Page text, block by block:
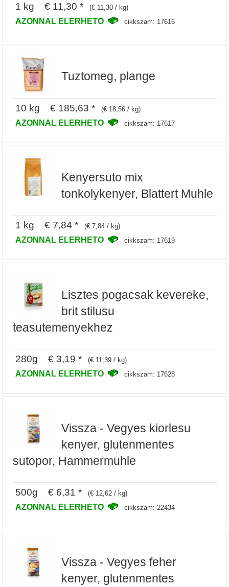
1 kg € 11,30 * (€ 11,30 / kg)
AZONNAL ELERHETO cikkszam: 17616
Tuztomeg, plange
10 kg € 185,63 * (€ 18,56 / kg)
AZONNAL ELERHETO cikkszam: 17617
Kenyersuto mix
tonkolykenyer, Blattert Muhle
1 kg € 7,84 * (€ 7,84 / kg)
AZONNAL ELERHETO cikkszam: 17619
Lisztes pogacsak kevereke,
brit stilusu
teasutemenyekhez
280g € 3,19 * (€ 11,39 / kg)
AZONNAL ELERHETO cikkszam: 17628
Vissza - Vegyes kiorlesu
kenyer, glutenmentes
sutopor, Hammermuhle
500g € 6,31 * (€ 12,62 / kg)
AZONNAL ELERHETO cikkszam: 22434
Vissza - Vegyes feher
kenyer, glutenmentes